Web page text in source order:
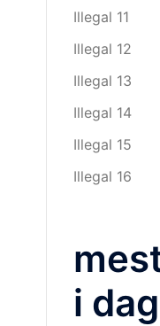
Illegal 11
Illegal 12
Illegal 13
Illegal 14
Illegal 15
Illegal 16
i dag